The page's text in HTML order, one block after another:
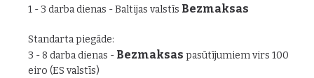
1 - 3 darba dienas - Baltijas valstīs Bezmaksas
Standarta piegāde:
3 - 8 darba dienas - Bezmaksas pasūtījumiem virs 100
eiro (ES valstīs)